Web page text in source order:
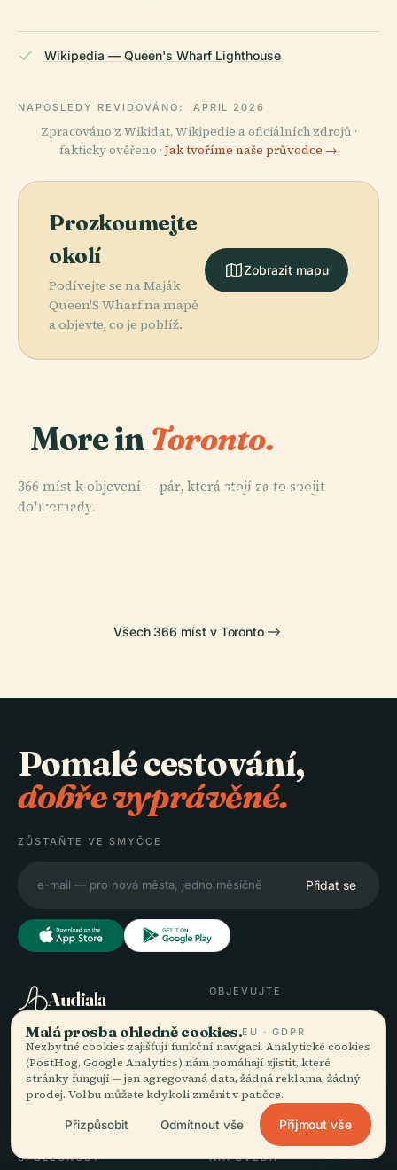
Wikipedia — Queen's Wharf Lighthouse
NAPOSLEDY REVIDOVÁNO: APRIL 2026
Zpracováno z Wikidat, Wikipedie a oficiálních zdrojů ·
fakticky ověřeno · Jak tvoříme naše průvodce →
Prozkoumejte
okolí
Podívejte se na Maják
Queen'S Wharf na mapě
a objevte, co je poblíž.
Zobrazit mapu
More in Toronto.
366 míst k objevení — pár, která stojí za to spojit
dohromady.
PLACE
Královské
PLACE
Ontarijská
Všech 366 míst v Toronto
Pomalé cestování,
dobře vyprávěné.
ZŮSTAŇTE VE SMYČCE
Přidat se
Audiala
Audioprůvodci pro to, jak
doopravdy bloumáte —
poctivě zdrojováno,
namluveno pro ulici,
staženo na jeden zátah.
OBJEVUJTE
Destinace
Průvodci
Tipy na cesty
Zobrazit ceník
Stáhnout
SPOLEČNOST NÁPOVĚDA
Malá prosba ohledně cookies.EU · GDPR
Nezbytné cookies zajišťují funkční navigaci. Analytické cookies
(PostHog, Google Analytics) nám pomáhají zjistit, které
stránky fungují — jen agregovaná data, žádná reklama, žádný
prodej. Volbu můžete kdykoli změnit v patičce.
Přizpůsobit Odmítnout vše Přijmout vše